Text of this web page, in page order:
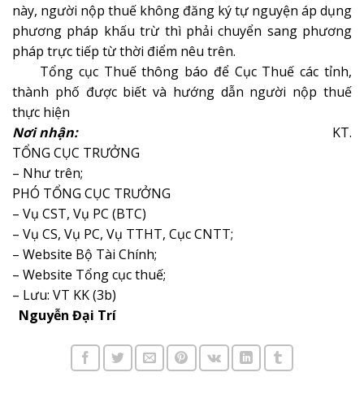
này, người nộp thuế không đăng ký tự nguyện áp dụng
phương pháp khấu trừ thì phải chuyển sang phương
pháp trực tiếp từ thời điểm nêu trên.
Tổng cục Thuế thông báo để Cục Thuế các tỉnh,
thành phố được biết và hướng dẫn người nộp thuế
thực hiện
Nơi nhận:
KT.
TỔNG CỤC TRƯỞNG
– Như trên;
PHÓ TỔNG CỤC TRƯỞNG
– Vụ CST, Vụ PC (BTC)
– Vụ CS, Vụ PC, Vụ TTHT, Cục CNTT;
– Website Bộ Tài Chính;
– Website Tổng cục thuế;
– Lưu: VT KK (3b)
Nguyễn Đại Trí